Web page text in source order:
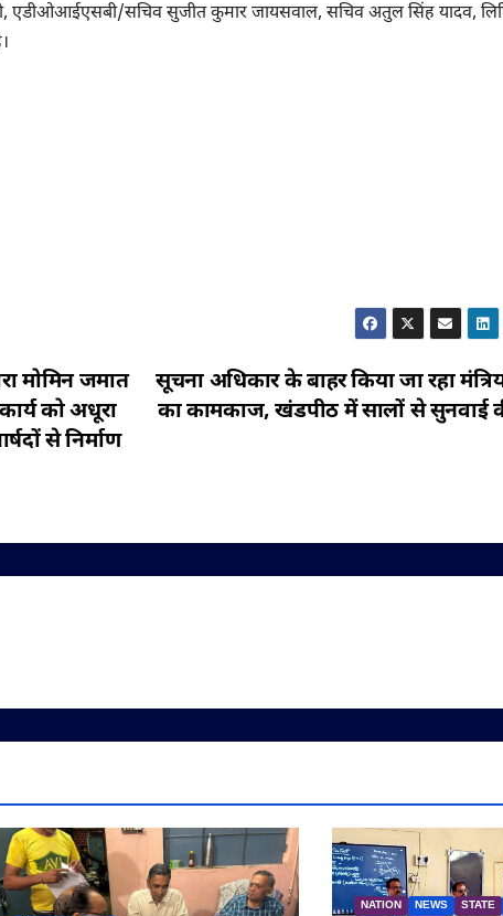
एडीओआईएसबी/सचिव सुजीत कुमार जायसवाल, सचिव अतुल सिंह यादव,
सूचना अधिकार के बाहर किया जा रहा
का कामकाज, खंडपीठ में सालों से सुनवाई की
मोमिन जमात
को अधूरा
से निर्माण
NATION NEWS STATE